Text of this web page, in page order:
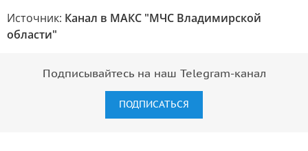
Источник: Канал в МАКС "МЧС Владимирской
области"
Подписывайтесь на наш Telegram-канал
ПОДПИСАТЬСЯ